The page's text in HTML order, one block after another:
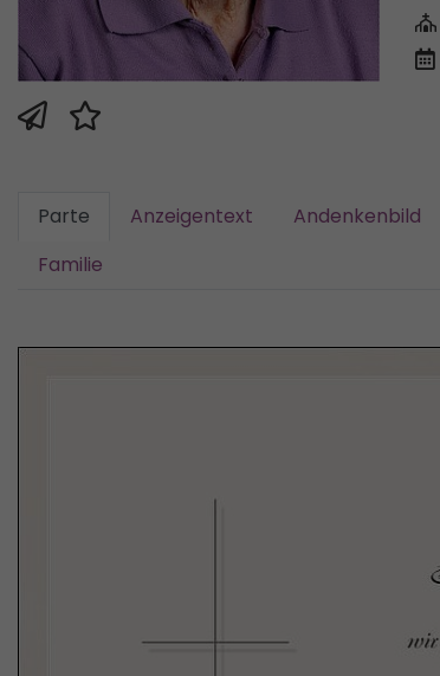
Parte Anzeigentext Andenkenbild
Familie